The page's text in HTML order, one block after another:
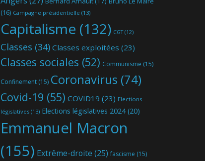
(16) Campagne présidentielle (13)
Capitalisme (132) CGT(12)
Classes (34) Classes exploitées (23)
Classes sociales (52) Communisme (15)
Confinement (15) Coronavirus (74)
Covid-19 (55) COVID19 (23) Elections
législatives (13) Elections législatives 2024(20)
Emmanuel Macron
(155) Extrême-droite (25) fascisme (15)